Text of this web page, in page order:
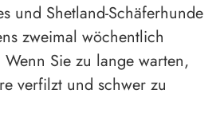
und Shetland-Schäferhunde
zweimal wöchentlich
Sie zu lange warten,
verfilzt und schwer zu